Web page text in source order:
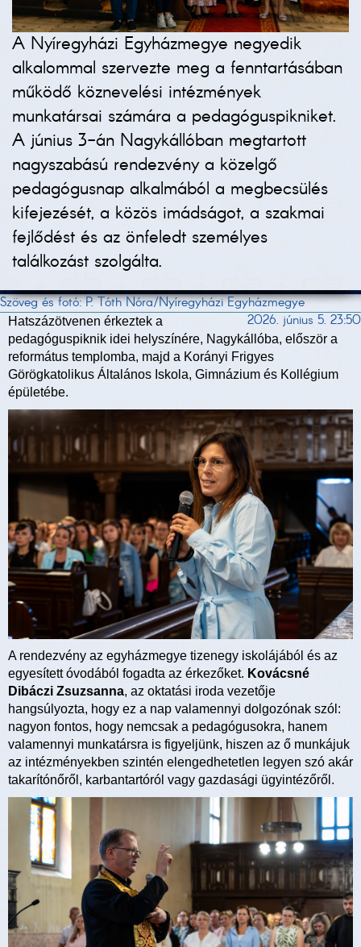
A Nyíregyházi Egyházmegye negyedik
alkalommal szervezte meg a fenntartásában
működő köznevelési intézmények
munkatársai számára a pedagóguspikniket.
A június 3-án Nagykállóban megtartott
nagyszabású rendezvény a közelgő
pedagógusnap alkalmából a megbecsülés
kifejezését, a közös imádságot, a szakmai
fejlődést és az önfeledt személyes
találkozást szolgálta.
Szöveg és fotó: P. Tóth Nóra/Nyíregyházi Egyházmegye
2026. június 5. 23:50
Hatszázötvenen érkeztek a
pedagóguspiknik idei helyszínére, Nagykállóba, először a
református templomba, majd a Korányi Frigyes
Görögkatolikus Általános Iskola, Gimnázium és Kollégium
épületébe.
A rendezvény az egyházmegye tizenegy iskolájából és az
egyesített óvodából fogadta az érkezőket. Kovácsné
Dibáczi Zsuzsanna, az oktatási iroda vezetője
hangsúlyozta, hogy ez a nap valamennyi dolgozónak szól:
nagyon fontos, hogy nemcsak a pedagógusokra, hanem
valamennyi munkatársra is figyeljünk, hiszen az ő munkájuk
az intézményekben szintén elengedhetetlen legyen szó akár
takarítónőről, karbantartóról vagy gazdasági ügyintézőről.